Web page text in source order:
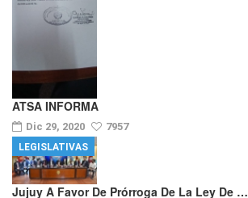
ATSA INFORMA
Dic 29, 2020 7957
Jujuy A Favor De Prórroga De La Ley De …
LEGISLATIVAS